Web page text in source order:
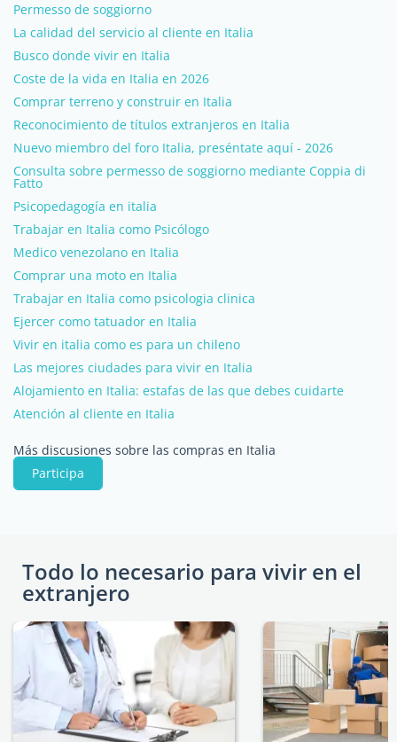
Permesso de soggiorno
La calidad del servicio al cliente en Italia
Busco donde vivir en Italia
Coste de la vida en Italia en 2026
Comprar terreno y construir en Italia
Reconocimiento de títulos extranjeros en Italia
Nuevo miembro del foro Italia, preséntate aquí - 2026
Consulta sobre permesso de soggiorno mediante Coppia di
Fatto
Psicopedagogía en italia
Trabajar en Italia como Psicólogo
Medico venezolano en Italia
Comprar una moto en Italia
Trabajar en Italia como psicologia clinica
Ejercer como tatuador en Italia
Vivir en italia como es para un chileno
Las mejores ciudades para vivir en Italia
Alojamiento en Italia: estafas de las que debes cuidarte
Atención al cliente en Italia
Más discusiones sobre las compras en Italia
Participa
Todo lo necesario para vivir en el
extranjero